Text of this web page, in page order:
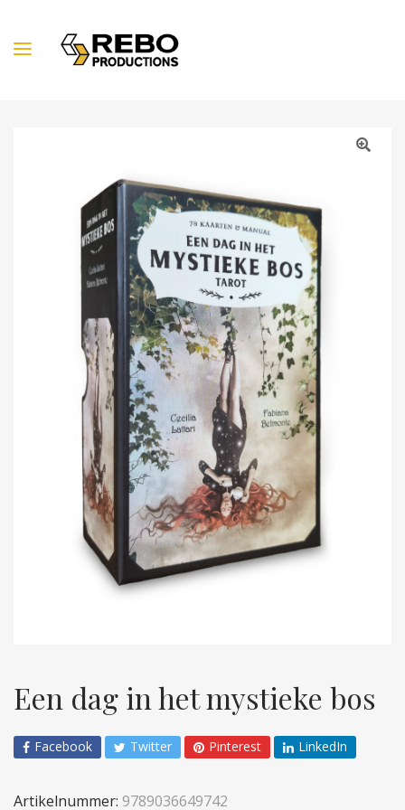
Een dag in het mystieke bos
Facebook Twitter Pinterest LinkedIn
Artikelnummer: 9789036649742